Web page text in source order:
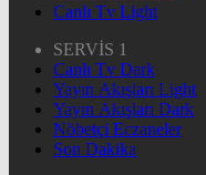
Canlı Tv Light
SERVİS 1
Canlı Tv Dark
Yayın Akışları Light
Yayın Akışları Dark
Nöbetçi Eczaneler
Son Dakika